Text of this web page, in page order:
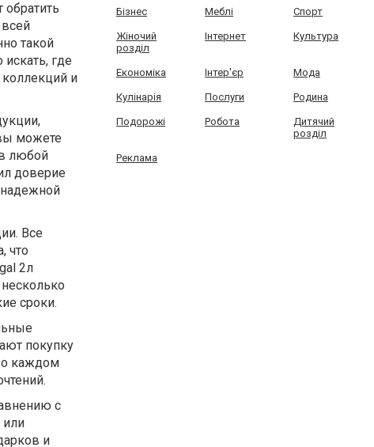
обратить
такой
где
и
можете
любой
доверие
надежной
Все
что
2л
сроки.
покупку
о каждом
с
или
и
Бізнес Меблі Спорт
Жіночий
розділ
Інтернет Культура
Економіка Інтер'єр Мода
Кулінарія Послуги Родина
Подорожі Робота
Дитячий
розділ
Реклама